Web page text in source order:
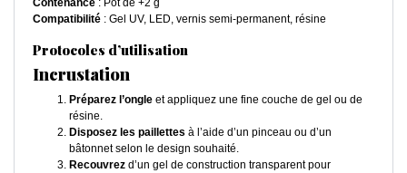
Contenance : Pot de +2 g
Compatibilité : Gel UV, LED, vernis semi-permanent, résine
Protocoles d’utilisation
Incrustation
Préparez l’ongle et appliquez une fine couche de gel ou de
résine.
Disposez les paillettes à l’aide d’un pinceau ou d’un
bâtonnet selon le design souhaité.
Recouvrez d’un gel de construction transparent pour